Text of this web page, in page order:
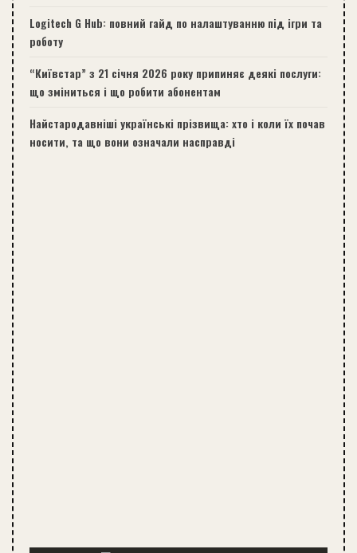
Logitech G Hub: повний гайд по налаштуванню під ігри та
роботу
“Київстар” з 21 січня 2026 року припиняє деякі послуги:
що зміниться і що робити абонентам
Найстародавніші українські прізвища: хто і коли їх почав
носити, та що вони означали насправді